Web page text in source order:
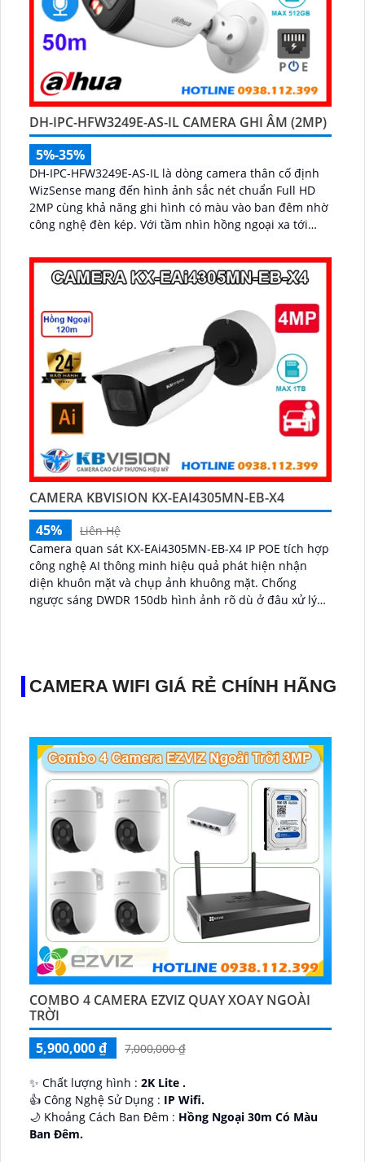
DH-IPC-HFW3249E-AS-IL CAMERA GHI ÂM (2MP)
5%-35%
DH-IPC-HFW3249E-AS-IL là dòng camera thân cố định
WizSense mang đến hình ảnh sắc nét chuẩn Full HD
2MP cùng khả năng ghi hình có màu vào ban đêm nhờ
công nghệ đèn kép. Với tầm nhìn hồng ngoại xa tới
xác giữa người và xe giúp giám sát hiệu quả và giảm
thiểu cảnh báo giả, hỗ trợ khe thẻ nhớ lên đến 512GB,
CAMERA KBVISION KX-EAI4305MN-EB-X4
45%
Liên Hệ
Camera quan sát KX-EAi4305MN-EB-X4 IP POE tích hợp
công nghệ AI thông minh hiệu quả phát hiện nhận
diện khuôn mặt và chụp ảnh khuông mặt. Chống
ngược sáng DWDR 150db hình ảnh rõ dù ở đâu xử lý
CAMERA WIFI GIÁ RẺ CHÍNH HÃNG
COMBO 4 CAMERA EZVIZ QUAY XOAY NGOÀI
TRỜI
5,900,000 ₫
7,000,000 ₫
✨ Chất lượng hình : 2K Lite .
👍 Công Nghệ Sử Dụng : IP Wifi.
🌙 Khoảng Cách Ban Đêm : Hồng Ngoại 30m Có Màu
Ban Ðêm.